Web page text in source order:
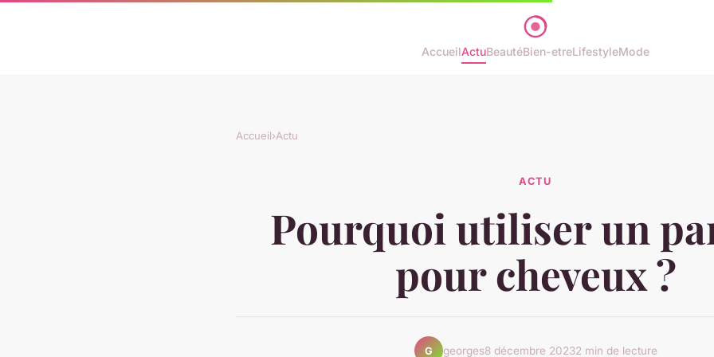
AccueilActuBeautéBien-etreLifestyleMode
Accueil›Actu
ACTU
Pourquoi utiliser un
pour cheveux ?
G georges8 décembre 20232 min de lecture